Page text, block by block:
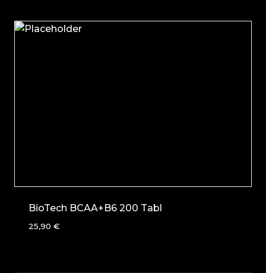
BioTech BCAA+B6 200 Tabl
25,90 €